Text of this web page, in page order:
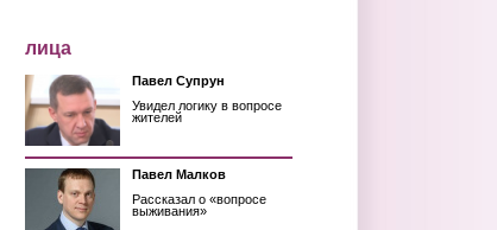
лица
Павел Супрун
Увидел логику в вопросе
жителей
Павел Малков
Рассказал о «вопросе
выживания»